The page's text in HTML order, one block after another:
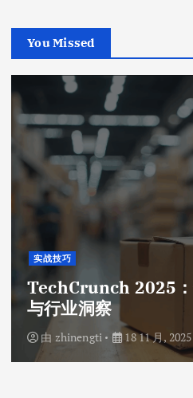
You Missed
实战技巧
TechCrunch 2025
与行业洞察
由 zhinengti 18 11 月, 2025